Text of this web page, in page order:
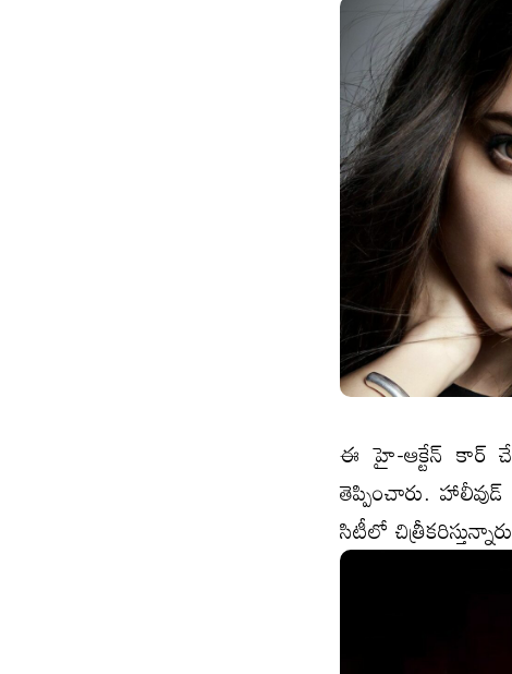
ఈ హై-ఆక్టేన్ కార్
తెప్పించారు.
సిటీలో